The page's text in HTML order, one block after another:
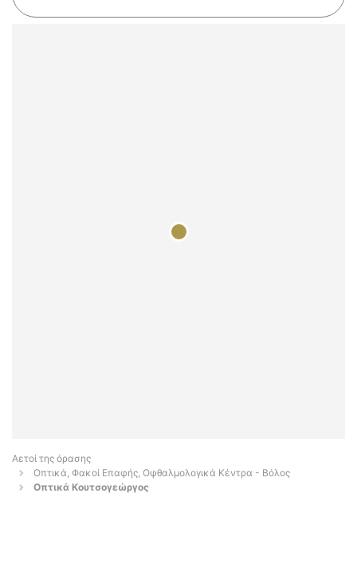
Αετοί της όρασης
Οπτικά, Φακοί Επαφής, Οφθαλμολογικά Κέντρα - Βόλος
Οπτικά Κουτσογεώργος